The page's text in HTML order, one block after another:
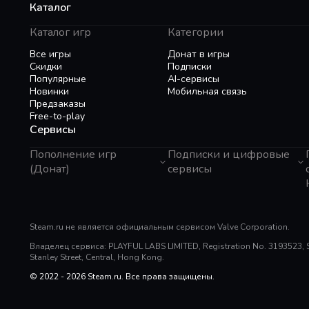
Каталог
Каталог игр
Все игры
Скидки
Популярные
Новинки
Предзаказы
Free-to-play
Категории
Донат в игры
Подписки
AI-сервисы
Мобильная связь
Сервисы
Пополнение игр
(Донат)
Genshin Impact
Super SUS
PUBG Mobile
Free Fire
Whiteout Survival
Подписки и цифровые
сервисы
Telegram Премиум
Rewarble
Razer Gold
Poppo Live
Steam.ru не является официальным сервисом Valve Corporation.
Владелец сервиса: PLAYFUL LABS LIMITED, Registration No.
Stanley Street, Central, Hong Kong.
© 2022 - 2026 Steam.ru. Все права защищены.